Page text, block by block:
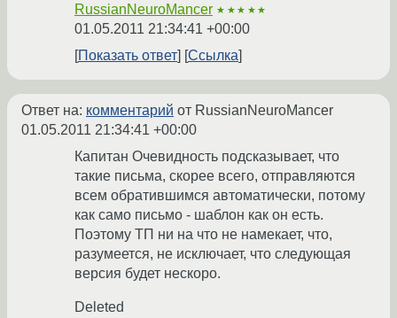
RussianNeuroMancer ★★★★★
01.05.2011 21:34:41 +00:00
Показать ответ
Ссылка
Ответ на: комментарий от RussianNeuroMancer
01.05.2011 21:34:41 +00:00
Капитан Очевидность подсказывает, что
такие письма, скорее всего, отправляются
всем обратившимся автоматически, потому
как само письмо - шаблон как он есть.
Поэтому ТП ни на что не намекает, что,
разумеется, не исключает, что следующая
версия будет нескоро.
Deleted